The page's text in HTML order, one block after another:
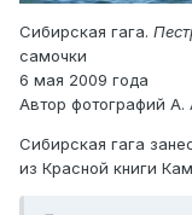
Сибирская гага.
самочки
6 мая 2009 года
Автор фотографий А.
Сибирская гага
из Красной книги